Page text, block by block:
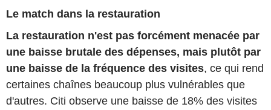
Le match dans la restauration
La restauration n'est pas forcément menacée par
une baisse brutale des dépenses, mais plutôt par
une baisse de la fréquence des visites, ce qui rend
certaines chaînes beaucoup plus vulnérables que
d'autres. Citi observe une baisse de 18% des visites